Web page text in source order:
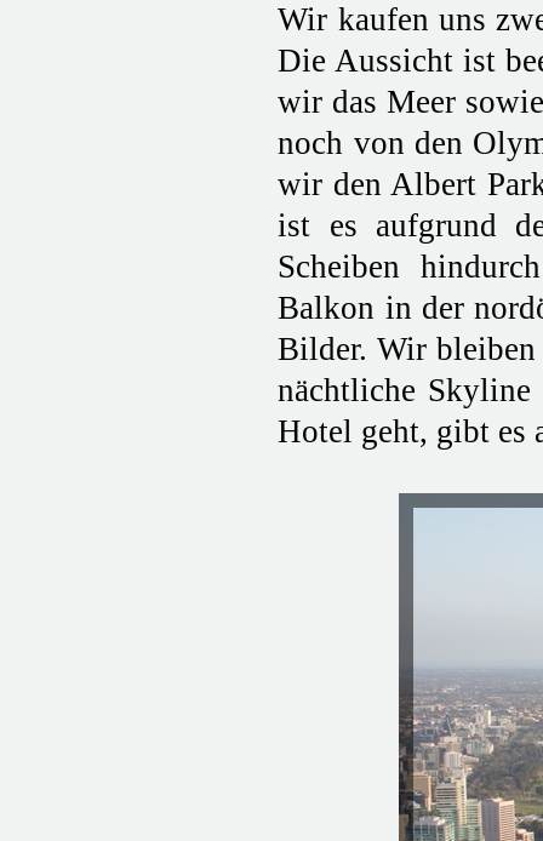
Wir kaufen uns
Die Aussicht ist
wir das Meer
noch von den
wir den Albert
ist es aufgrund
Scheiben
Balkon in der
Bilder. Wir bleiben
nächtliche
Hotel geht, gibt es